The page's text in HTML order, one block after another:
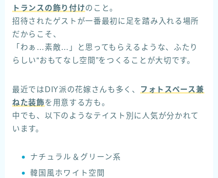
トランスの飾り付けのこと。
招待されたゲストが一番最初に足を踏み入れる場所
だからこそ、
「わぁ…素敵…」と思ってもらえるような、ふたり
らしい“おもてなし空間”をつくることが大切です。
最近ではDIY派の花嫁さんも多く、
フォトスペース兼
ねた装飾を用意する方も。
中でも、以下のようなテイスト別に人気が分かれて
います。
ナチュラル＆グリーン系
韓国風ホワイト空間